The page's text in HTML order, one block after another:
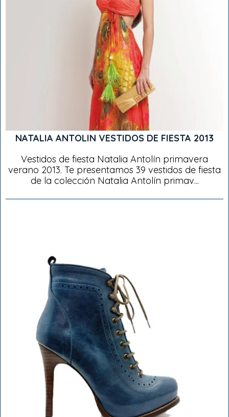
NATALIA ANTOLIN VESTIDOS DE FIESTA 2013
Vestidos de fiesta Natalia Antolín primavera
verano 2013. Te presentamos 39 vestidos de fiesta
de la colección Natalia Antolín primav...